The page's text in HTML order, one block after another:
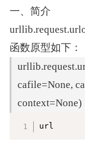
一、简介
函数原型如下：
cafile=None,
url